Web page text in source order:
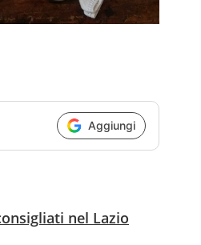
Aggiungi
nel Lazio